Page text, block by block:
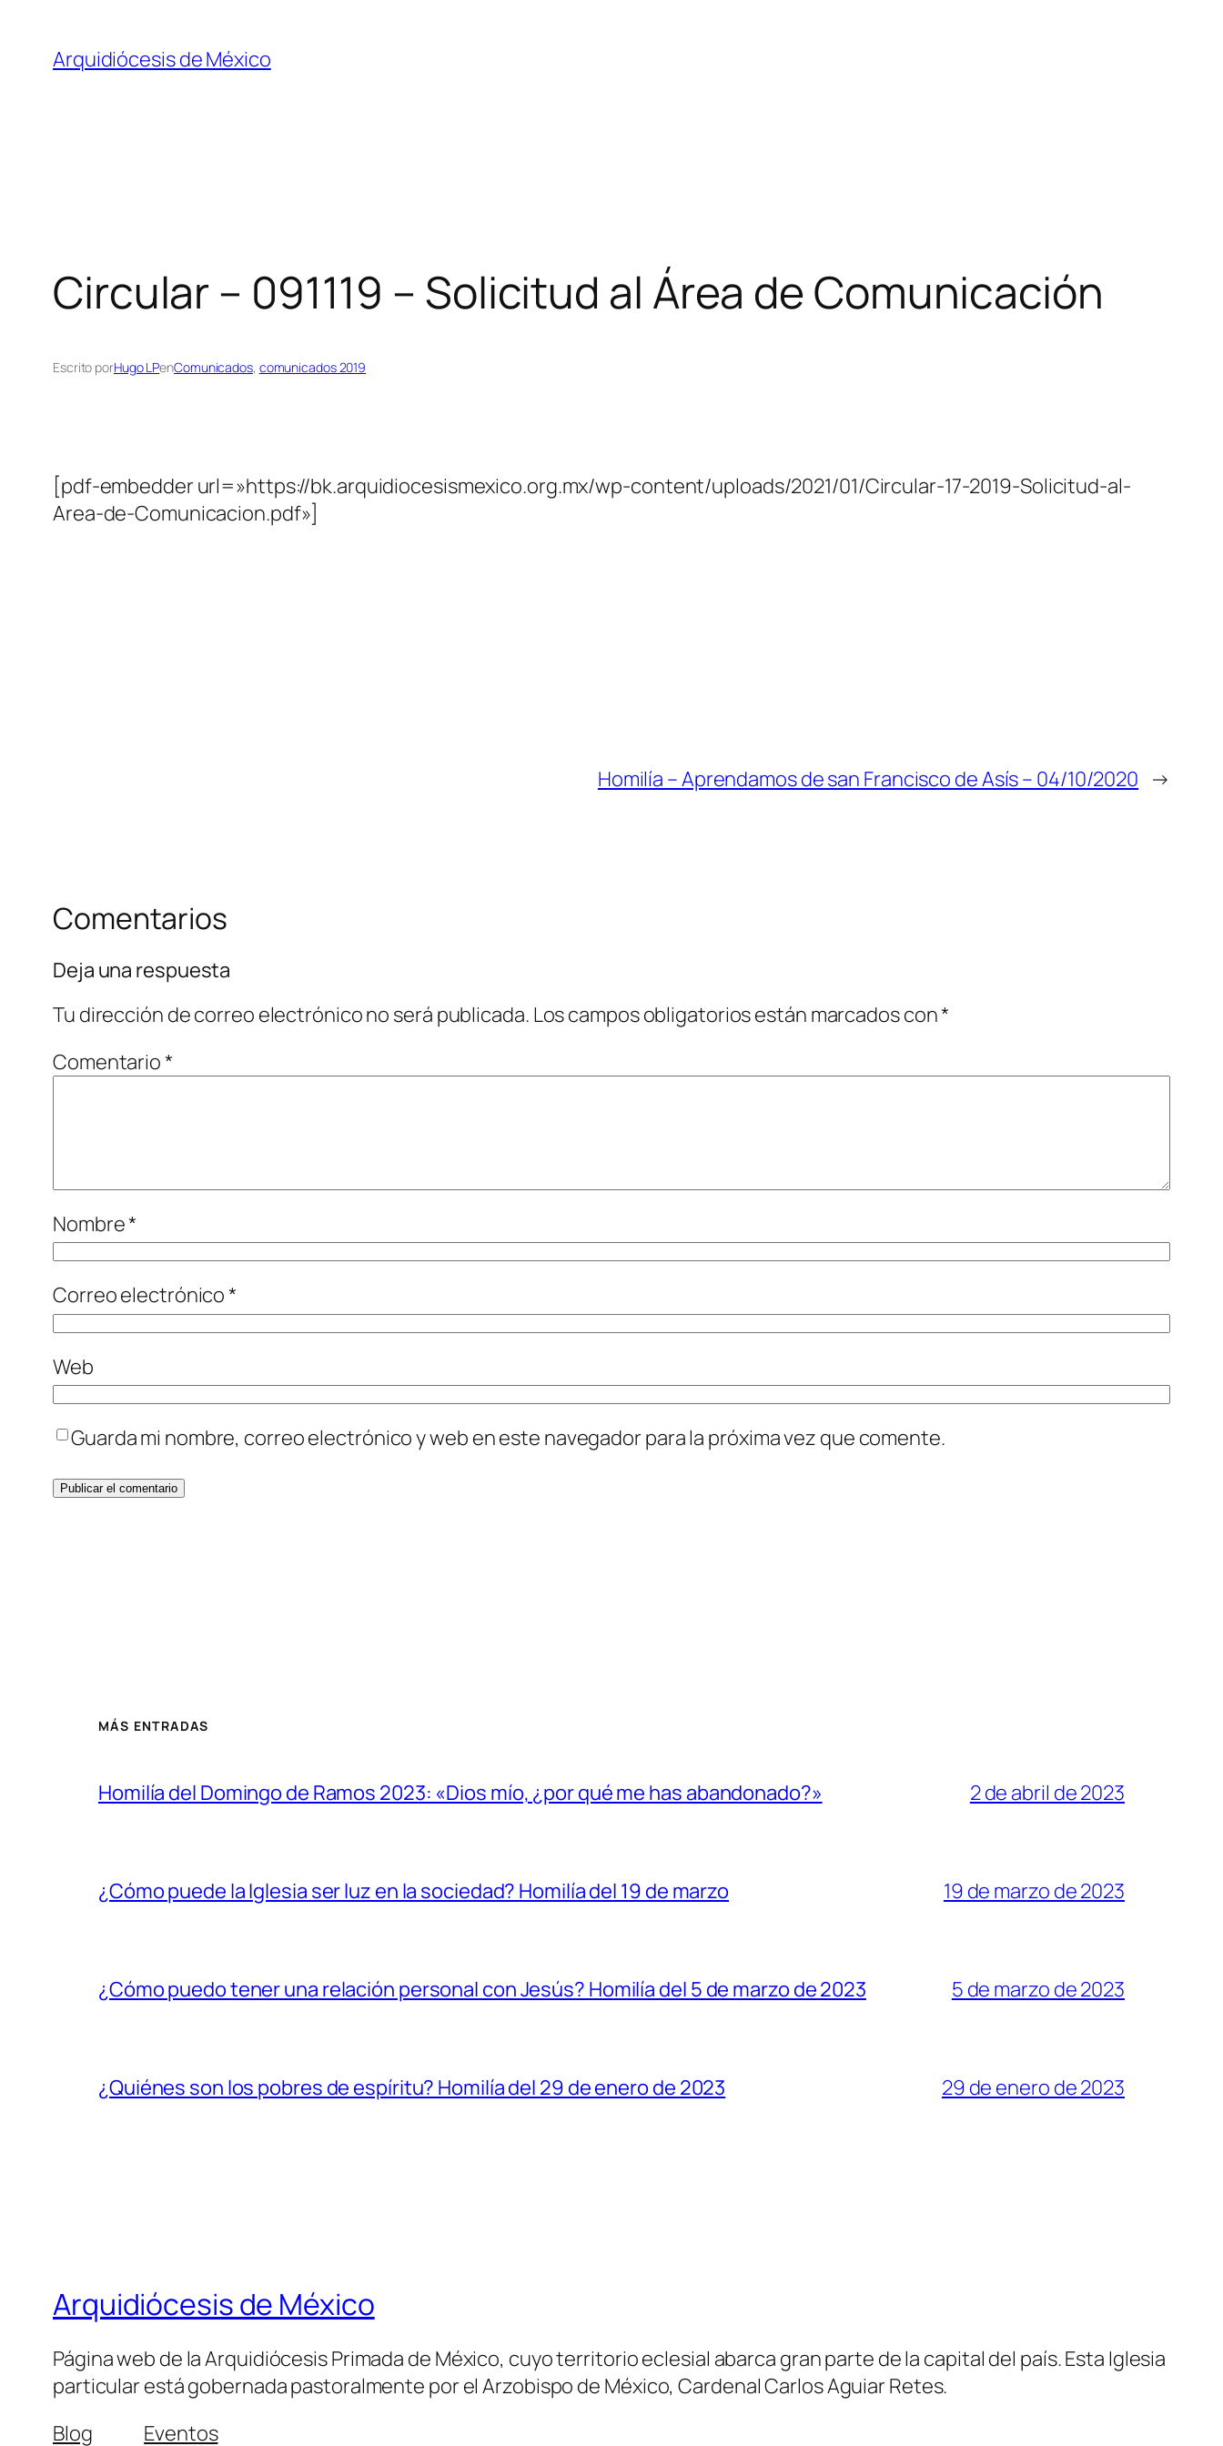
contenido
Arquidiócesis de México
Circular – 091119 – Solicitud al Área de Comunicación
Escrito porHugo LPenComunicados, comunicados 2019
[pdf-embedder url=»https://bk.arquidiocesismexico.org.mx/wp-content/uploads/2021/01/Circular-17-2019-Solicitud-al-
Area-de-Comunicacion.pdf»]
Homilía – Aprendamos de san Francisco de Asís – 04/10/2020 →
Comentarios
Deja una respuesta
Tu dirección de correo electrónico no será publicada. Los campos obligatorios están marcados con*
Comentario*
Nombre*
Correo electrónico*
Web
Guarda mi nombre, correo electrónico y web en este navegador para la próxima vez que comente.
MÁS ENTRADAS
Homilía del Domingo de Ramos 2023: «Dios mío, ¿por qué me has abandonado?» 2 de abril de 2023
¿Cómo puede la Iglesia ser luz en la sociedad? Homilía del 19 de marzo 19 de marzo de 2023
¿Cómo puedo tener una relación personal con Jesús? Homilía del 5 de marzo de 2023 5 de marzo de 2023
¿Quiénes son los pobres de espíritu? Homilía del 29 de enero de 2023 29 de enero de 2023
Arquidiócesis de México
Página web de la Arquidiócesis Primada de México, cuyo territorio eclesial abarca gran parte de la capital del país. Esta Iglesia
particular está gobernada pastoralmente por el Arzobispo de México, Cardenal Carlos Aguiar Retes.
Blog
Eventos